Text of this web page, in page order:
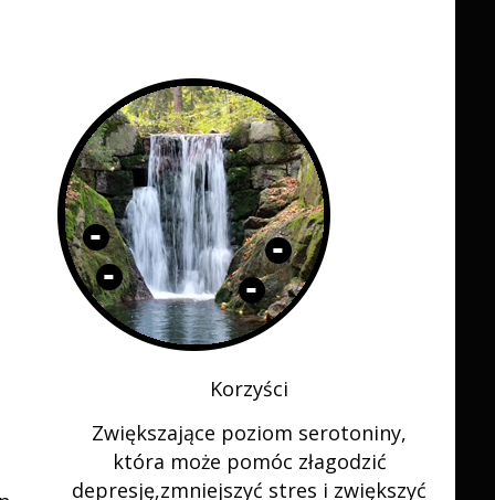
Korzyści
Zwiększające poziom serotoniny,
która może pomóc złagodzić
depresję,zmniejszyć stres i zwiększyć